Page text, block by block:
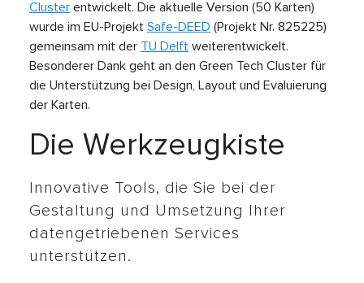
Cluster entwickelt. Die aktuelle Version (50 Karten)
wurde im EU-Projekt Safe-DEED (Projekt Nr. 825225)
gemeinsam mit der TU Delft weiterentwickelt.
Besonderer Dank geht an den Green Tech Cluster für
die Unterstützung bei Design, Layout und Evaluierung
der Karten.
Die Werkzeugkiste
Innovative Tools, die Sie bei der
Gestaltung und Umsetzung Ihrer
datengetriebenen Services
unterstützen.